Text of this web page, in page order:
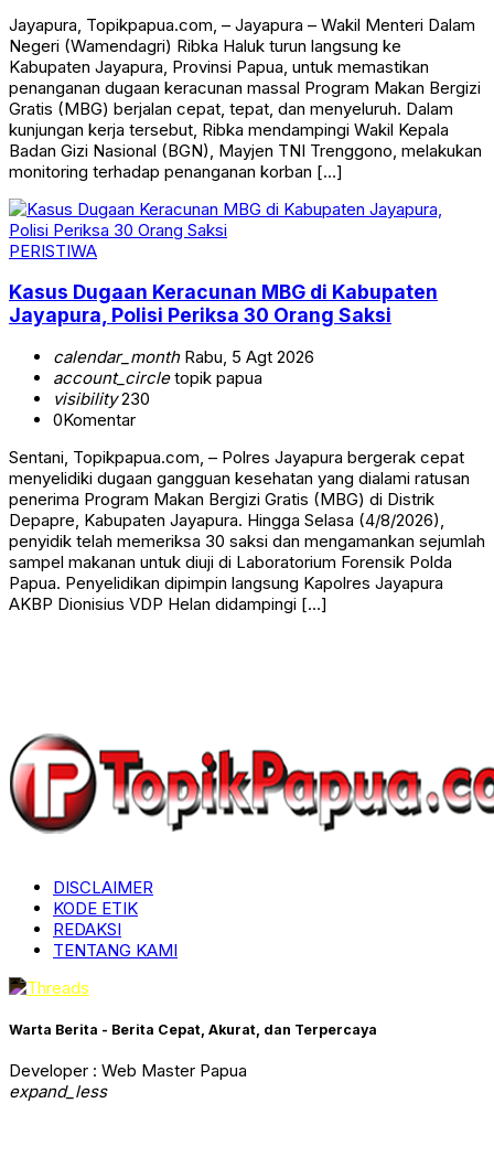
Jayapura, Topikpapua.com, – Jayapura – Wakil Menteri Dalam
Negeri (Wamendagri) Ribka Haluk turun langsung ke
Kabupaten Jayapura, Provinsi Papua, untuk memastikan
penanganan dugaan keracunan massal Program Makan Bergizi
Gratis (MBG) berjalan cepat, tepat, dan menyeluruh. Dalam
kunjungan kerja tersebut, Ribka mendampingi Wakil Kepala
Badan Gizi Nasional (BGN), Mayjen TNI Trenggono, melakukan
monitoring terhadap penanganan korban […]
PERISTIWA
Kasus Dugaan Keracunan MBG di Kabupaten
Jayapura, Polisi Periksa 30 Orang Saksi
calendar_monthRabu, 5 Agt 2026
account_circletopik papua
visibility230
0Komentar
Sentani, Topikpapua.com, – Polres Jayapura bergerak cepat
menyelidiki dugaan gangguan kesehatan yang dialami ratusan
penerima Program Makan Bergizi Gratis (MBG) di Distrik
Depapre, Kabupaten Jayapura. Hingga Selasa (4/8/2026),
penyidik telah memeriksa 30 saksi dan mengamankan sejumlah
sampel makanan untuk diuji di Laboratorium Forensik Polda
Papua. Penyelidikan dipimpin langsung Kapolres Jayapura
AKBP Dionisius VDP Helan didampingi […]
DISCLAIMER
KODE ETIK
REDAKSI
TENTANG KAMI
Warta Berita - Berita Cepat, Akurat, dan Terpercaya
Developer : Web Master Papua
expand_less